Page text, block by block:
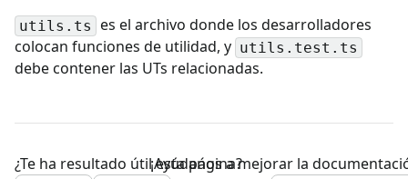
utils.ts es el archivo donde los desarrolladores
colocan funciones de utilidad, y utils.test.ts
debe contener las UTs relacionadas.
¿Te ha resultado útil esta página?
¡Ayúdanos a mejorar la